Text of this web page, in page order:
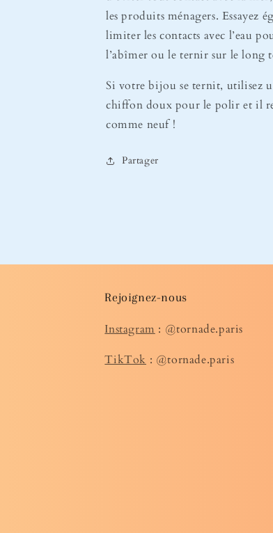
les produits ménagers. Essayez
limiter les contacts avec l’eau
l’abîmer ou le ternir sur le long
Si votre bijou se ternit, utilisez
chiffon doux pour le polir et il
comme neuf !
Partager
Rejoignez-nous
Instagram : @tornade.paris
TikTok : @tornade.paris